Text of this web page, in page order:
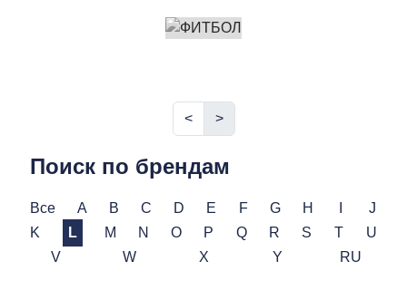
< >
Поиск по брендам
Все A B C D E F G H
J
K
L M N O P Q R S T
U
V
W X Y RU